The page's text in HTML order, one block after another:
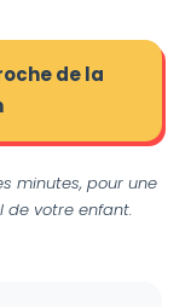
de la
minutes, pour une
de votre enfant.